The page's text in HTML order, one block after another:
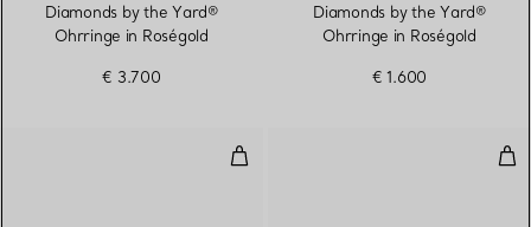
Diamonds by the Yard®
Ohrringe in Roségold
€ 3.700
Diamonds by the Yard®
Ohrringe in Roségold
€ 1.600
Diamonds by the Yard®